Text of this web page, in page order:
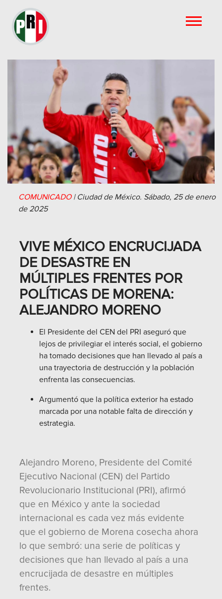
COMUNICADO| Ciudad de México. Sábado, 25 de enero
de 2025
VIVE MÉXICO ENCRUCIJADA
DE DESASTRE EN
MÚLTIPLES FRENTES POR
POLÍTICAS DE MORENA:
ALEJANDRO MORENO
El Presidente del CEN del PRI aseguró que
lejos de privilegiar el interés social, el gobierno
ha tomado decisiones que han llevado al país a
una trayectoria de destrucción y la población
enfrenta las consecuencias.
Argumentó que la política exterior ha estado
marcada por una notable falta de dirección y
estrategia.
Alejandro Moreno, Presidente del Comité
Ejecutivo Nacional (CEN) del Partido
Revolucionario Institucional (PRI), afirmó
que en México y ante la sociedad
internacional es cada vez más evidente
que el gobierno de Morena cosecha ahora
lo que sembró: una serie de políticas y
decisiones que han llevado al país a una
encrucijada de desastre en múltiples
frentes.